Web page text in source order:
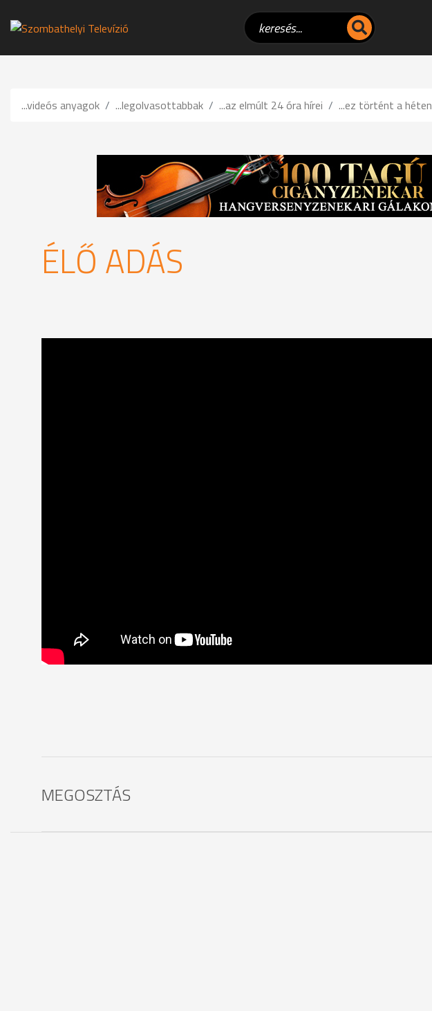
...videós anyagok ...legolvasottabbak ...az elmúlt 24 óra hírei ...ez történt a héten
ÉLŐ ADÁS
MEGOSZTÁS